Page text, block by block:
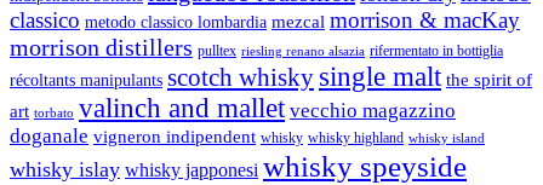
classico metodo classico lombardia mezcal morrison & macKay
morrison distillers pulltex riesling renano alsazia rifermentato in bottiglia
récoltants manipulants scotch whisky single malt the spirit of
art torbato valinch and mallet vecchio magazzino
doganale vigneron indipendent whisky whisky highland whisky island
whisky islay whisky japponesi whisky speyside